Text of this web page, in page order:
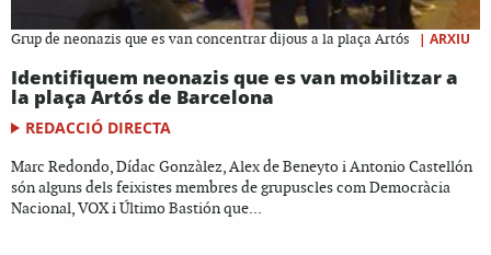
Grup de neonazis que es van concentrar dijous a la plaça Artós | ARXIU
Identifiquem neonazis que es van mobilitzar a
la plaça Artós de Barcelona
REDACCIÓ DIRECTA
Marc Redondo, Dídac Gonzàlez, Alex de Beneyto i Antonio Castellón
són alguns dels feixistes membres de grupuscles com Democràcia
Nacional, VOX i Último Bastión que...